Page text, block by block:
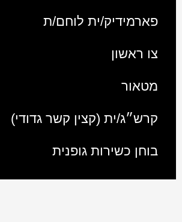
פארמידיק/ית לוחם/ת
צו ראשון
מטאור
קרש״ג/ית (קצין קשר גדודי)
בוחן כשירות גופנית